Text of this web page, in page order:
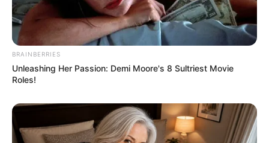
BRAINBERRIES
Unleashing Her Passion: Demi Moore's 8 Sultriest Movie
Roles!